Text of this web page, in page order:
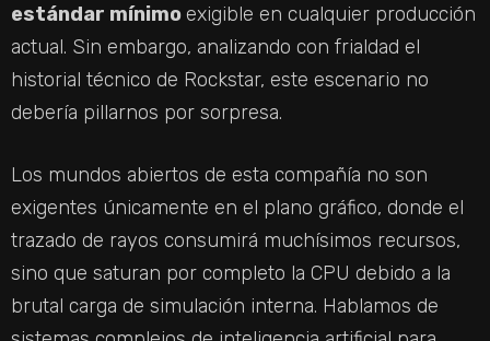
estándar mínimoexigible en cualquier producción
actual. Sin embargo, analizando con frialdad el
historial técnico de Rockstar, este escenario no
debería pillarnos por sorpresa.
Los mundos abiertos de esta compañía no son
exigentes únicamente en el plano gráfico, donde el
trazado de rayos consumirá muchísimos recursos,
sino que saturan por completo la CPU debido a la
brutal carga de simulación interna. Hablamos de